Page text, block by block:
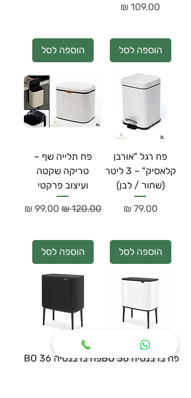
מחיר
הוספה לסל הוספה לסל
פח רגל "אורבן
קלאסיק" – 3 ליטר
(שחור / לבן)
מחיר‏79.00 ‏₪
הוספה לסל
פח תלייה שף –
טריקה שקטה
ועיצוב פרקטי
מחיר רגיל‏120.00 ‏₪ מחיר מבצע‏99.00 ‏₪
הוספה לסל
פח ברבנטיה 36 BO
פח ברבנטיה 36 BO